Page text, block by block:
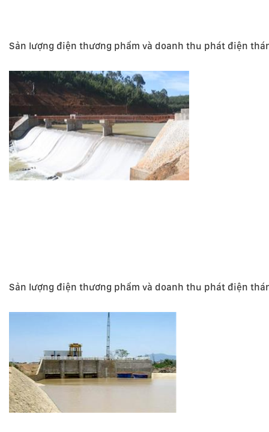
Sản lượng điện thương phẩm và doanh thu phát điện
Sản lượng điện thương phẩm và doanh thu phát điện